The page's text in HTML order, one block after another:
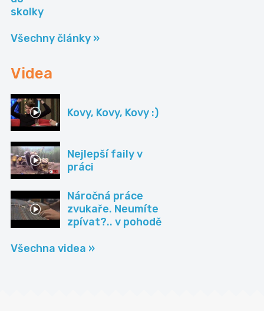
Všechny články »
Videa
Kovy, Kovy, Kovy :)
Nejlepší faily v
práci
Náročná práce
zvukaře. Neumíte
zpívat?.. v pohodě
Všechna videa »